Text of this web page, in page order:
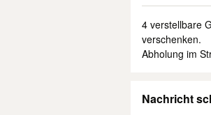
4 verstellbare
verschenken.
Abholung im
Nachricht